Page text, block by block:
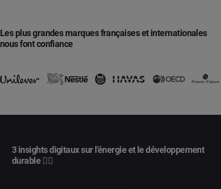
Les plus grandes marques françaises et internationales
nous font confiance
3 insights digitaux sur l'énergie et le développement
durable 🕵️‍♂️